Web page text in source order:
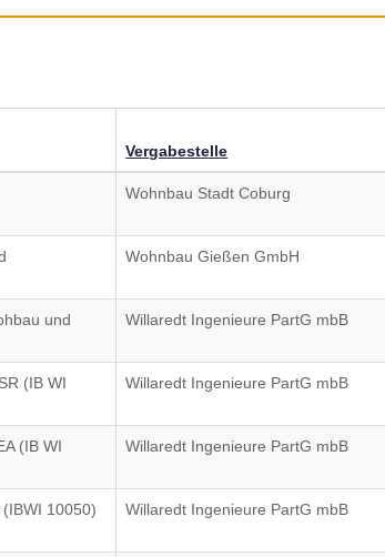
Vergabestelle
Wohnbau Stadt Coburg
Wohnbau Gießen GmbH
und
Willaredt Ingenieure PartG mbB
(IB WI
Willaredt Ingenieure PartG mbB
(IB WI
Willaredt Ingenieure PartG mbB
10050) Willaredt Ingenieure PartG mbB